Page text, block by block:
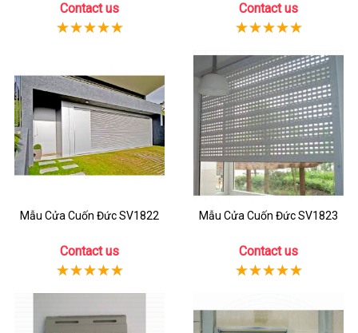
Contact us Contact us
Mẫu Cửa Cuốn Đức SV1822
Contact us
Mẫu Cửa Cuốn Đức SV1823
Contact us